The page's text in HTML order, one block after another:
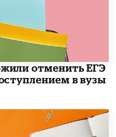
отменить ЕГЭ
в вузы